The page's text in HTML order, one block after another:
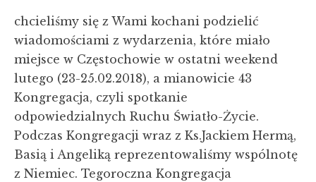
chcieliśmy się z Wami kochani podzielić
wiadomościami z wydarzenia, które miało
miejsce w Częstochowie w ostatni weekend
lutego (23-25.02.2018), a mianowicie 43
Kongregacja, czyli spotkanie
odpowiedzialnych Ruchu Światło-Życie.
Podczas Kongregacji wraz z Ks.Jackiem Hermą,
Basią i Angeliką reprezentowaliśmy wspólnotę
z Niemiec. Tegoroczna Kongregacja